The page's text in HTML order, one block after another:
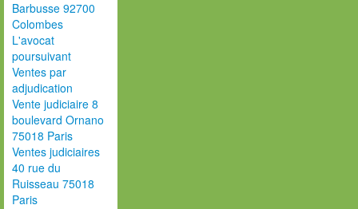
Barbusse 92700
Colombes
L'avocat
poursuivant
Ventes par
adjudication
Vente judiciaire 8
boulevard Ornano
75018 Paris
Ventes judiciaires
40 rue du
Ruisseau 75018
Paris